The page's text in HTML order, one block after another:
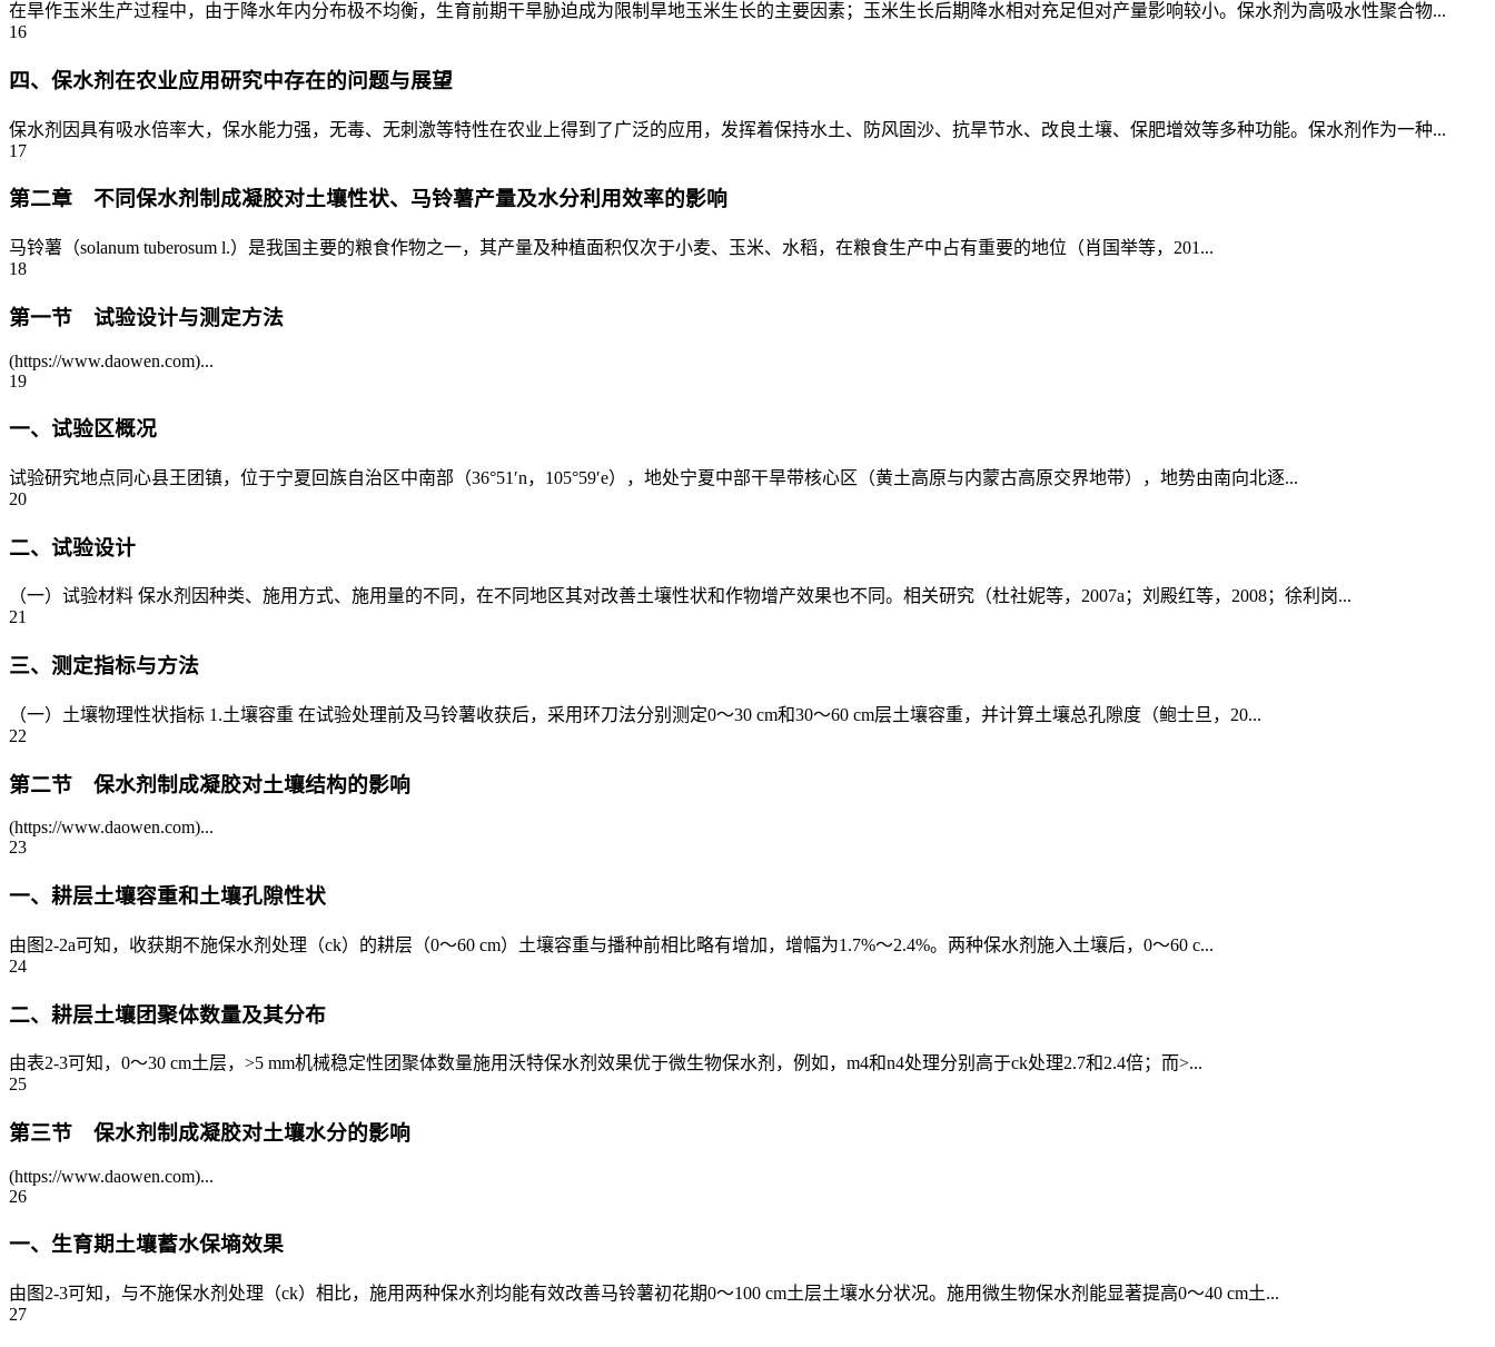
在旱作玉米生产过程中，由于降水年内分布极不均衡，生育前期干旱胁迫成为限制旱地玉米生长的主要因素；玉米生长后期降水相对充足但对产量影响较小。保水剂为高吸水性聚合物...
16
四、保水剂在农业应用研究中存在的问题与展望
保水剂因具有吸水倍率大，保水能力强，无毒、无刺激等特性在农业上得到了广泛的应用，发挥着保持水土、防风固沙、抗旱节水、改良土壤、保肥增效等多种功能。保水剂作为一种...
17
第二章 不同保水剂制成凝胶对土壤性状、马铃薯产量及水分利用效率的影响
马铃薯（solanum tuberosum l.）是我国主要的粮食作物之一，其产量及种植面积仅次于小麦、玉米、水稻，在粮食生产中占有重要的地位（肖国举等，201...
18
第一节 试验设计与测定方法
(https://www.daowen.com)...
19
一、试验区概况
试验研究地点同心县王团镇，位于宁夏回族自治区中南部（36°51′n，105°59′e），地处宁夏中部干旱带核心区（黄土高原与内蒙古高原交界地带），地势由南向北逐...
20
二、试验设计
（一）试验材料 保水剂因种类、施用方式、施用量的不同，在不同地区其对改善土壤性状和作物增产效果也不同。相关研究（杜社妮等，2007a；刘殿红等，2008；徐利岗...
21
三、测定指标与方法
（一）土壤物理性状指标 1.土壤容重 在试验处理前及马铃薯收获后，采用环刀法分别测定0～30 cm和30～60 cm层土壤容重，并计算土壤总孔隙度（鲍士旦，20...
22
第二节 保水剂制成凝胶对土壤结构的影响
(https://www.daowen.com)...
23
一、耕层土壤容重和土壤孔隙性状
由图2-2a可知，收获期不施保水剂处理（ck）的耕层（0～60 cm）土壤容重与播种前相比略有增加，增幅为1.7%～2.4%。两种保水剂施入土壤后，0～60 c...
24
二、耕层土壤团聚体数量及其分布
由表2-3可知，0～30 cm土层，>5 mm机械稳定性团聚体数量施用沃特保水剂效果优于微生物保水剂，例如，m4和n4处理分别高于ck处理2.7和2.4倍；而>...
25
第三节 保水剂制成凝胶对土壤水分的影响
(https://www.daowen.com)...
26
一、生育期土壤蓄水保墒效果
由图2-3可知，与不施保水剂处理（ck）相比，施用两种保水剂均能有效改善马铃薯初花期0～100 cm土层土壤水分状况。施用微生物保水剂能显著提高0～40 cm土...
27